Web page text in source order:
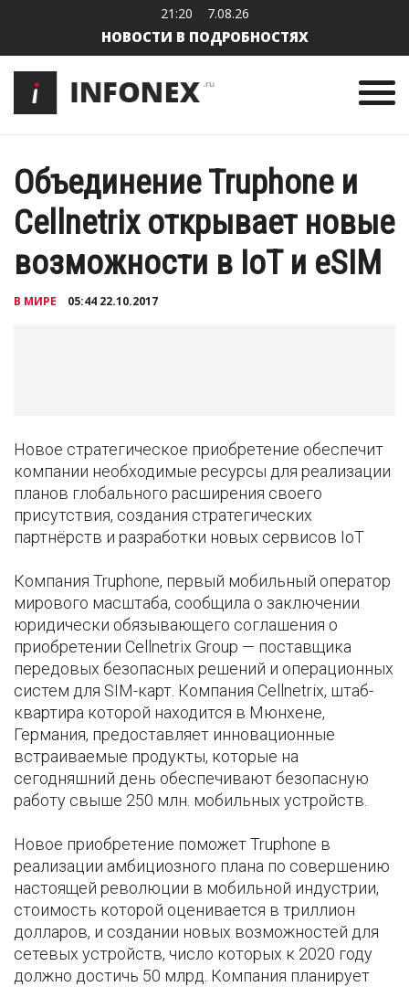
21:20 7.08.26
НОВОСТИ В ПОДРОБНОСТЯХ
Объединение Truphone и
Cellnetrix открывает новые
возможности в IoT и eSIM
В МИРЕ 05:44 22.10.2017
Новое стратегическое приобретение обеспечит
компании необходимые ресурсы для реализации
планов глобального расширения своего
присутствия, создания стратегических
партнёрств и разработки новых сервисов IoT
Компания Truphone, первый мобильный оператор
мирового масштаба, сообщила о заключении
юридически обязывающего соглашения о
приобретении Cellnetrix Group — поставщика
передовых безопасных решений и операционных
систем для SIM-карт. Компания Cellnetrix, штаб-
квартира которой находится в Мюнхене,
Германия, предоставляет инновационные
встраиваемые продукты, которые на
сегодняшний день обеспечивают безопасную
работу свыше 250 млн. мобильных устройств.
Новое приобретение поможет Truphone в
реализации амбициозного плана по совершению
настоящей революции в мобильной индустрии,
стоимость которой оценивается в триллион
долларов, и создании новых возможностей для
сетевых устройств, число которых к 2020 году
должно достичь 50 млрд. Компания планирует